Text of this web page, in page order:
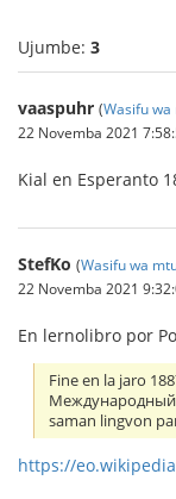
Ujumbe: 3
vaaspuhr (Wasifu
22 Novemba 2021
Kial en Esperanto
StefKo (Wasifu wa
22 Novemba 2021
En lernolibro por
Fine en la jaro
Международный
saman lingvon
https://